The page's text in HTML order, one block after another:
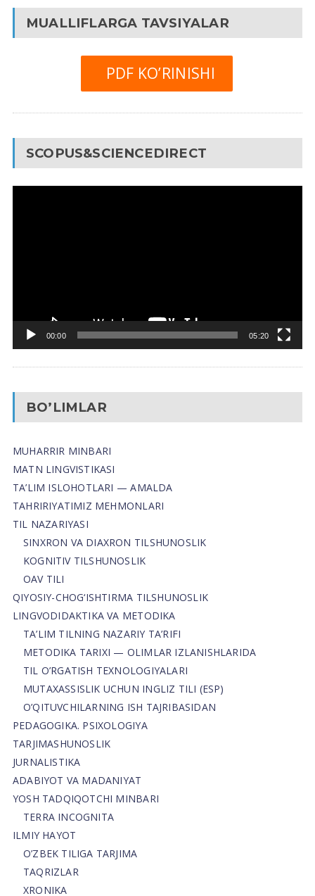
MUALLIFLARGA TAVSIYALAR
PDF KO’RINISHI
SCOPUS&SCIENCEDIRECT
00:00 05:20
BO’LIMLAR
MUHARRIR MINBARI
MATN LINGVISTIKASI
TA’LIM ISLOHOTLARI — AMALDA
TAHRIRIYATIMIZ MEHMONLARI
TIL NAZARIYASI
SINXRON VA DIAXRON TILSHUNOSLIK
KOGNITIV TILSHUNOSLIK
OAV TILI
QIYOSIY-CHOG‘ISHTIRMA TILSHUNOSLIK
LINGVODIDAKTIKA VA METODIKA
TA’LIM TILNING NAZARIY TA’RIFI
METODIKA TARIXI — OLIMLAR IZLANISHLARIDA
TIL O’RGATISH TEXNOLOGIYALARI
MUTAXASSISLIK UCHUN INGLIZ TILI (ESP)
O’QITUVCHILARNING ISH TAJRIBASIDAN
PEDAGOGIKA. PSIXOLOGIYA
TARJIMASHUNOSLIK
JURNALISTIKA
ADABIYOT VA MADANIYAT
YOSH TADQIQOTCHI MINBARI
TERRA INCOGNITA
ILMIY HAYOT
O’ZBEK TILIGA TARJIMA
TAQRIZLAR
XRONIKA